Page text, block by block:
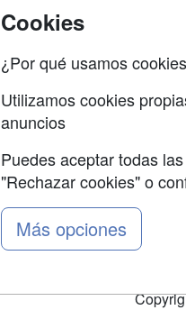
formazion:
Cookies
¿Por qué usamos
Utilizamos cookies
anuncios
Puedes aceptar todas
"Rechazar cookies" o
Más opciones